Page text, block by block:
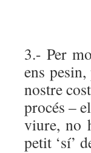
3.- Per
ens
nostre
procés –
viure, no
petit ‘sí’